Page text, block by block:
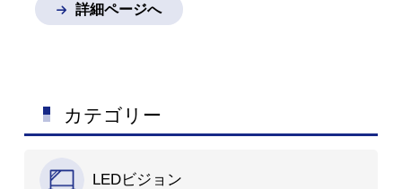
カテゴリー
LEDビジョン
に優れたモデル セット
×2高さ調節ポール×6
ハーフミラー留め具×2
問など御座いましたら
詳細ページへ